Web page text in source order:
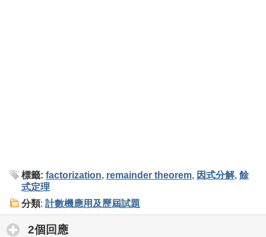
標籤: factorization, remainder theorem, 因式分解, 餘
式定理
分類: 計數機應用及歷屆試題
2個回應click to expand contents